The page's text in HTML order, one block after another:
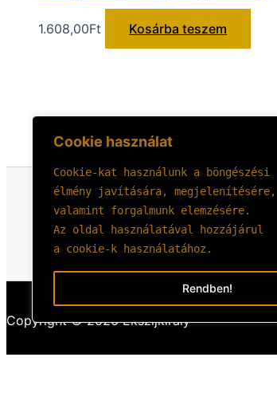
Cookie használat
Cookie-kat használunk a böngészési
élmény javítására, megjelenítésére,
valamint forgalmunk elemzésére.
Az oldal használatával hozzájárul
a cookie-k használatához.
Rendben!
1.608,00Ft Kosárba teszem
Copyright © 2026 Ékszíjkirály